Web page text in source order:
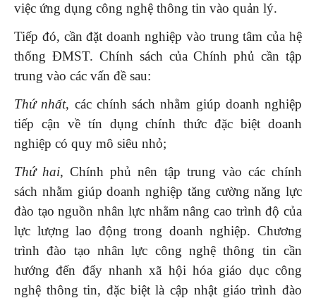
việc ứng dụng công nghệ thông tin vào quản lý.
Tiếp đó, cần đặt doanh nghiệp vào trung tâm của hệ
thống ĐMST. Chính sách của Chính phủ cần tập
trung vào các vấn đề sau:
Thứ nhất, các chính sách nhằm giúp doanh nghiệp
tiếp cận về tín dụng chính thức đặc biệt doanh
nghiệp có quy mô siêu nhỏ;
Thứ hai, Chính phủ nên tập trung vào các chính
sách nhằm giúp doanh nghiệp tăng cường năng lực
đào tạo nguồn nhân lực nhằm nâng cao trình độ của
lực lượng lao động trong doanh nghiệp. Chương
trình đào tạo nhân lực công nghệ thông tin cần
hướng đến đẩy nhanh xã hội hóa giáo dục công
nghệ thông tin, đặc biệt là cập nhật giáo trình đào